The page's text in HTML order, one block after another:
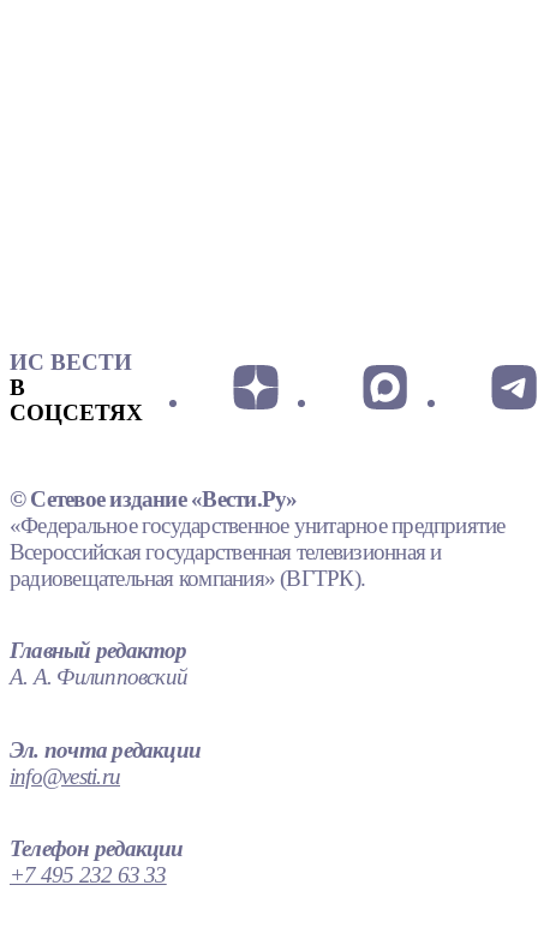
ИС ВЕСТИ
В
СОЦСЕТЯХ
© Сетевое издание «Вести.Ру»
«Федеральное государственное унитарное предприятие
Всероссийская государственная телевизионная и
радиовещательная компания» (ВГТРК).
Главный редактор
А. А. Филипповский
Эл. почта редакции
info@vesti.ru
Телефон редакции
+7 495 232 63 33